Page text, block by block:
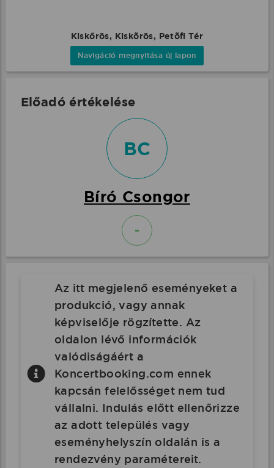
Kiskőrös, Kiskõrös, Petõfi Tér
Navigáció megnyitása új lapon
Előadó értékelése
BC
Bíró Csongor
-
Az itt megjelenő eseményeket a
produkció, vagy annak
képviselője rögzítette. Az
oldalon lévő információk
valódiságáért a
Koncertbooking.com ennek
kapcsán felelősséget nem tud
vállalni. Indulás előtt ellenőrizze
az adott település vagy
eseményhelyszín oldalán is a
rendezvény paramétereit.